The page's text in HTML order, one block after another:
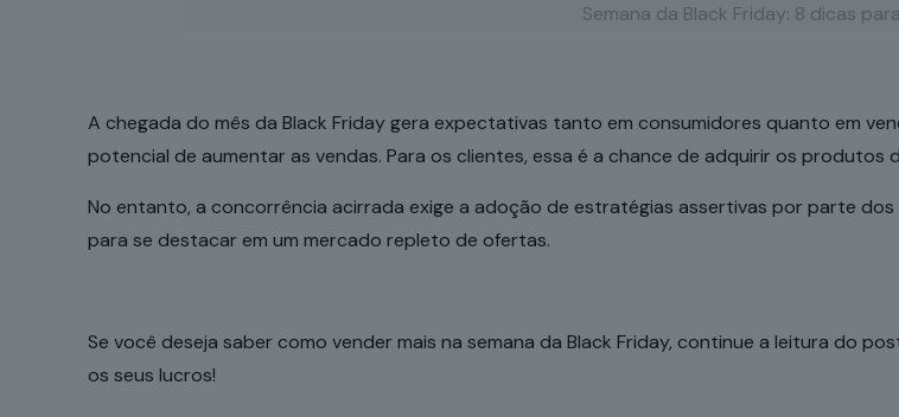
Semana da Black Friday: 8 dicas
A chegada do mês da Black Friday gera expectativas tanto em consumidores quanto em
potencial de aumentar as vendas. Para os clientes, essa é a chance de adquirir os produtos
No entanto, a concorrência acirrada exige a adoção de estratégias assertivas por parte
para se destacar em um mercado repleto de ofertas.
Se você deseja saber como vender mais na semana da Black Friday, continue a leitura do
os seus lucros!